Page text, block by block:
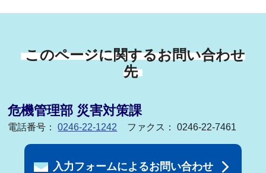
このページに関するお問い合わせ
先
危機管理部 災害対策課
電話番号：0246-22-1242 ファクス： 0246-22-7461
入力フォームによるお問い合わせ